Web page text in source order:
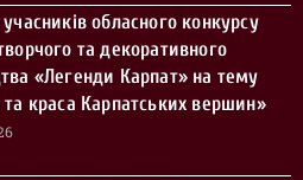
обласного конкурсу
та декоративного
«Легенди Карпат» на тему
краса Карпатських вершин»